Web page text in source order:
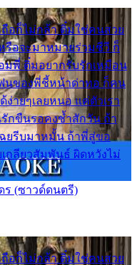
อก็ไม่กล้า ติ๋มใช่คนสวย
รือจะมาหมายร่วมชีวี ก็
มพี่ ติ๋มอยากรับรักเหมือน
นของพี่ชี้หน้าด่าทอ ก็คน
ายๆเลยหนอ แค่ตัวเรา
กขืนรอคงช้ำสักวัน ถ้า
ฉยรีบมาหมั้น ถ้าพี่สู่ขอ
กลียวสัมพันธ์ ผิดหวังไม่
ร (ซาวด์ดนตรี)
อก็ไม่กล้า ติ๋มใช่คนสวย